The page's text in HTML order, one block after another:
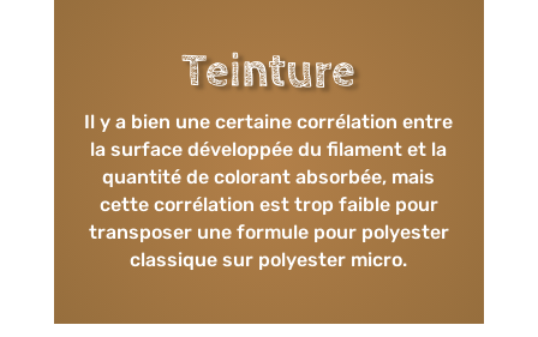
Teinture
Il y a bien une certaine corrélation entre
la surface développée du filament et la
quantité de colorant absorbée, mais
cette corrélation est trop faible pour
transposer une formule pour polyester
classique sur polyester micro.